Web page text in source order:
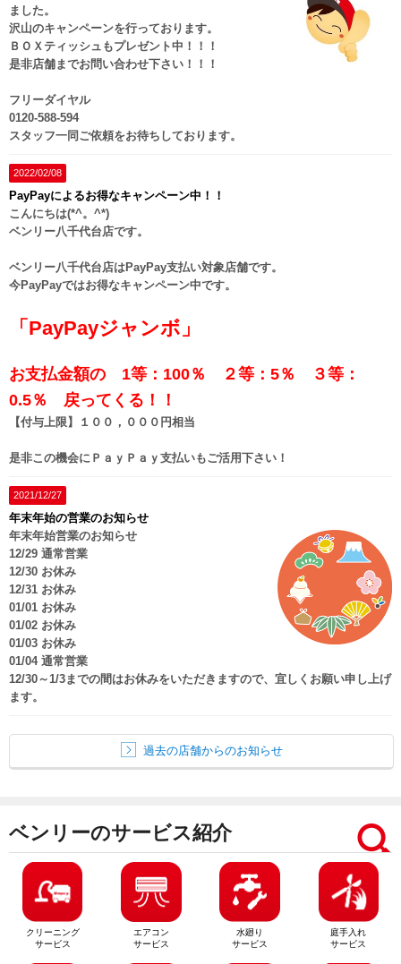
ました。
沢山のキャンペーンを行っております。
ＢＯＸティッシュもプレゼント中！！！
是非店舗までお問い合わせ下さい！！！
フリーダイヤル
0120-588-594
スタッフ一同ご依頼をお待ちしております。
2022/02/08
PayPayによるお得なキャンペーン中！！
こんにちは(*^。^*)
ベンリー八千代台店です。
ベンリー八千代台店はPayPay支払い対象店舗です。
今PayPayではお得なキャンペーン中です。
「PayPayジャンボ」
お支払金額の 1等：100％ ２等：5％ ３等：
0.5％ 戻ってくる！！
【付与上限】１００，０００円相当
是非この機会にＰａｙＰａｙ支払いもご活用下さい！
2021/12/27
年末年始の営業のお知らせ
年末年始営業のお知らせ
12/29 通常営業
12/30 お休み
12/31 お休み
01/01 お休み
01/02 お休み
01/03 お休み
01/04 通常営業
12/30～1/3までの間はお休みをいただきますので、宜しくお願い申し上げ
ます。
過去の店舗からのお知らせ
ベンリーのサービス紹介
クリーニング
サービス
エアコン
サービス
水廻り
サービス
庭手入れ
サービス